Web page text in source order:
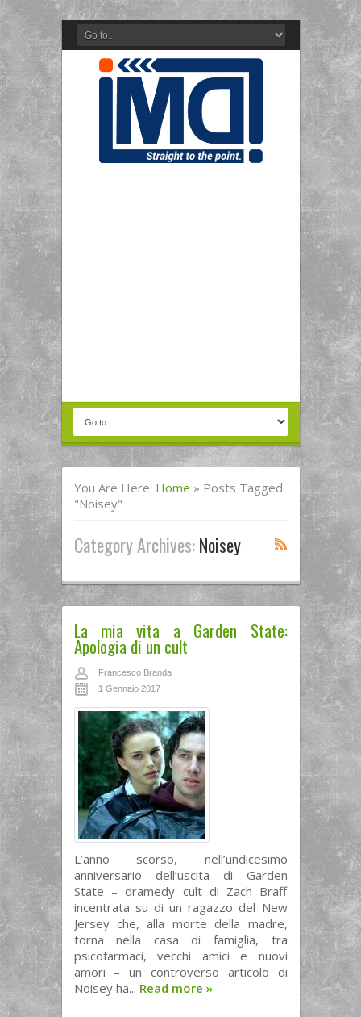
You Are Here: Home » Posts Tagged
"noisey"
Category Archives:Noisey
La mia vita a Garden State:
Apologia di un cult
Francesco Branda
1 Gennaio 2017
L’anno scorso, nell’undicesimo
anniversario dell’uscita di Garden
State – dramedy cult di Zach Braff
incentrata su di un ragazzo del New
Jersey che, alla morte della madre,
torna nella casa di famiglia, tra
psicofarmaci, vecchi amici e nuovi
amori – un controverso articolo di
Noisey ha... Read more »